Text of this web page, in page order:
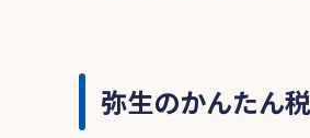
弥生のかんたん